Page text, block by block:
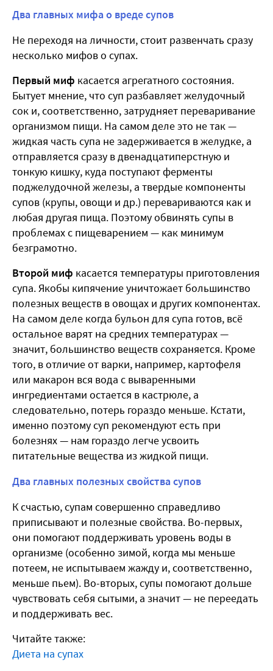
Два главных мифа о вреде супов
Не переходя на личности, стоит развенчать сразу
несколько мифов о супах.
Первый миф касается агрегатного состояния.
Бытует мнение, что суп разбавляет желудочный
сок и, соответственно, затрудняет переваривание
организмом пищи. На самом деле это не так —
жидкая часть супа не задерживается в желудке, а
отправляется сразу в двенадцатиперстную и
тонкую кишку, куда поступают ферменты
поджелудочной железы, а твердые компоненты
супов (крупы, овощи и др.) перевариваются как и
любая другая пища. Поэтому обвинять супы в
проблемах с пищеварением — как минимум
безграмотно.
Второй миф касается температуры приготовления
супа. Якобы кипячение уничтожает большинство
полезных веществ в овощах и других компонентах.
На самом деле когда бульон для супа готов, всё
остальное варят на средних температурах —
значит, большинство веществ сохраняется. Кроме
того, в отличие от варки, например, картофеля
или макарон вся вода с вываренными
ингредиентами остается в кастрюле, а
следовательно, потерь гораздо меньше. Кстати,
именно поэтому суп рекомендуют есть при
болезнях — нам гораздо легче усвоить
питательные вещества из жидкой пищи.
Два главных полезных свойства супов
К счастью, супам совершенно справедливо
приписывают и полезные свойства. Во-первых,
они помогают поддерживать уровень воды в
организме (особенно зимой, когда мы меньше
потеем, не испытываем жажду и, соответственно,
меньше пьем). Во-вторых, супы помогают дольше
чувствовать себя сытыми, а значит — не переедать
и поддерживать вес.
Читайте также:
Диета на супах